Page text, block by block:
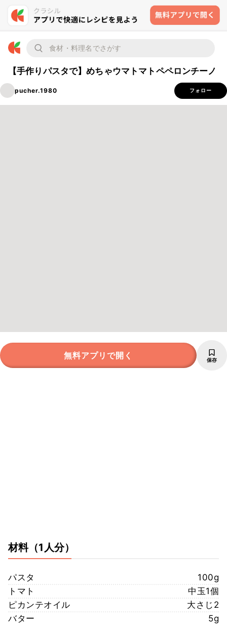
【手作りパスタで】めちゃウマトマトペペロンチーノ
pucher.1980 フォロー
無料アプリで開く 保存
材料（1人分）
パスタ
100g
トマト
中玉1個
ピカンテオイル
大さじ2
バター
5g